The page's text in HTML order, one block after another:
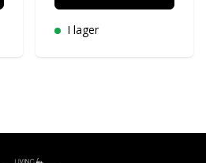
I lager